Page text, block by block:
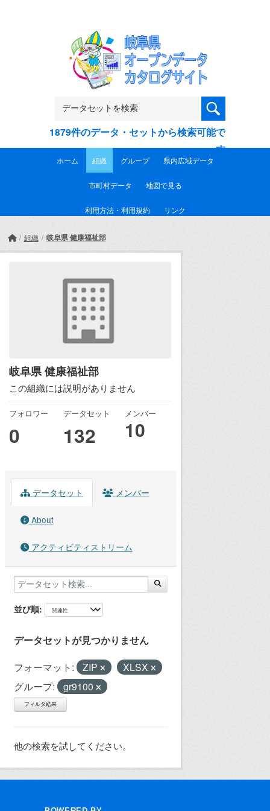
1879件のデータ・セットから検索可能で
す
ホーム 組織 グループ 県内広域データ
市町村データ 地図で見る
利用方法・利用規約 リンク
組織 岐阜県 健康福祉部
岐阜県 健康福祉部
この組織には説明がありません
フォロワー
0
データセット
132
メンバー
10
データセット メンバー
About
アクティビティストリーム
並び順
データセットが見つかりません
フォーマット: ZIP
XLSX
グループ:
gr9100
フィルタ結果
他の検索を試してください。